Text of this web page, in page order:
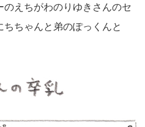
のえちがわのりゆきさんのセ
ちゃんと弟のぽっくんと